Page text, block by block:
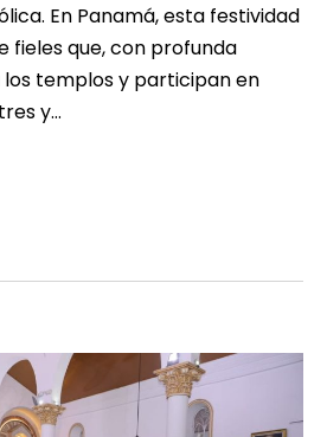
En Panamá, esta festividad
fieles que, con profunda
los templos y participan en
y…